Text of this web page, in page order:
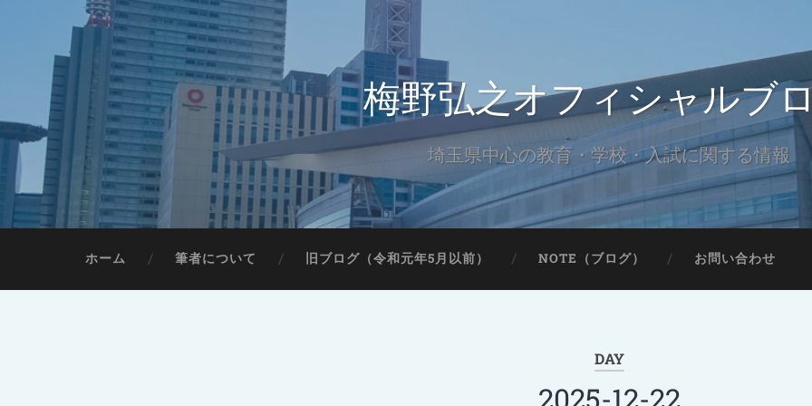
梅野弘之オフィシャルブ
埼玉県中心の教育・学校・入試に関する情報
ホーム 筆者について 旧ブログ（令和元年5月以前） NOTE（ブログ） お問い合わせ
DAY